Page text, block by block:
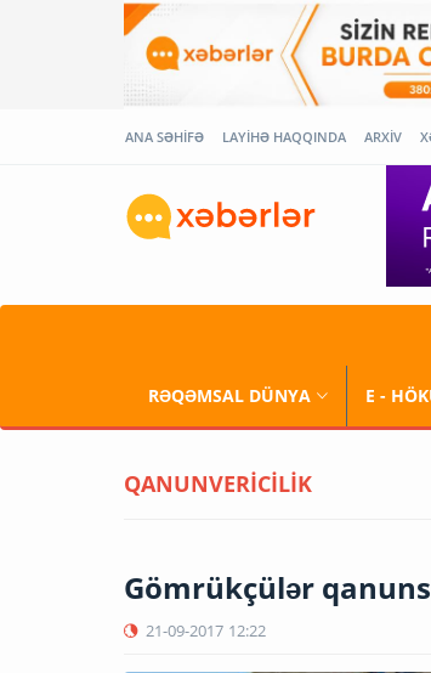
ANA SƏHİFƏ LAYİHƏ HAQQINDA ARXİV
RƏQƏMSAL DÜNYA E -
QANUNVERİCİLİK
Gömrükçülər
21-09-2017 12:22